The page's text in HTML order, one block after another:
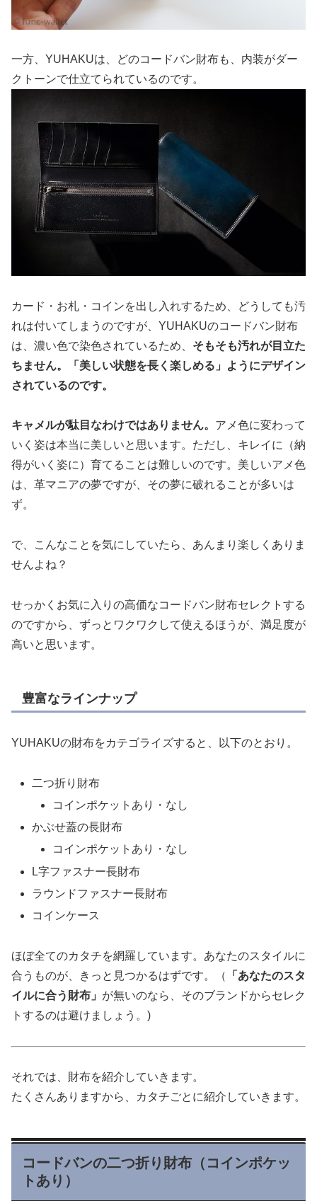
一方、YUHAKUは、どのコードバン財布も、内装がダー
クトーンで仕立てられているのです。
カード・お札・コインを出し入れするため、どうしても汚
れは付いてしまうのですが、YUHAKUのコードバン財布
は、濃い色で染色されているため、 そもそも汚れが目立た
ちません。「美しい状態を長く楽しめる」ようにデザイン
されているのです。
キャメルが駄目なわけではありません。 アメ色に変わって
いく姿は本当に美しいと思います。ただし、キレイに（納
得がいく姿に）育てることは難しいのです。美しいアメ色
は、革マニアの夢ですが、その夢に破れることが多いは
ず。
で、こんなことを気にしていたら、あんまり楽しくありま
せんよね？
せっかくお気に入りの高価なコードバン財布セレクトする
のですから、ずっとワクワクして使えるほうが、満足度が
高いと思います。
豊富なラインナップ
YUHAKUの財布をカテゴライズすると、以下のとおり。
二つ折り財布
コインポケットあり・なし
かぶせ蓋の長財布
コインポケットあり・なし
L字ファスナー長財布
ラウンドファスナー長財布
コインケース
ほぼ全てのカタチを網羅しています。あなたのスタイルに
合うものが、きっと見つかるはずです。（
「あなたのスタ
イルに合う財布」 が無いのなら、そのブランドからセレク
トするのは避けましょう。)
それでは、財布を紹介していきます。
たくさんありますから、カタチごとに紹介していきます。
コードバンの二つ折り財布（コインポケッ
トあり）